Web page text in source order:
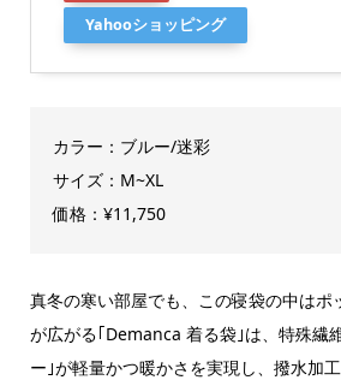
Yahooショッピング
カラー：ブルー/迷彩
サイズ：M~XL
価格：¥11,750
真冬の寒い部屋でも、この寝袋の中はポ
が広がる｢Demanca 着る袋｣は、特殊繊
ー｣が軽量かつ暖かさを実現し、撥水加工